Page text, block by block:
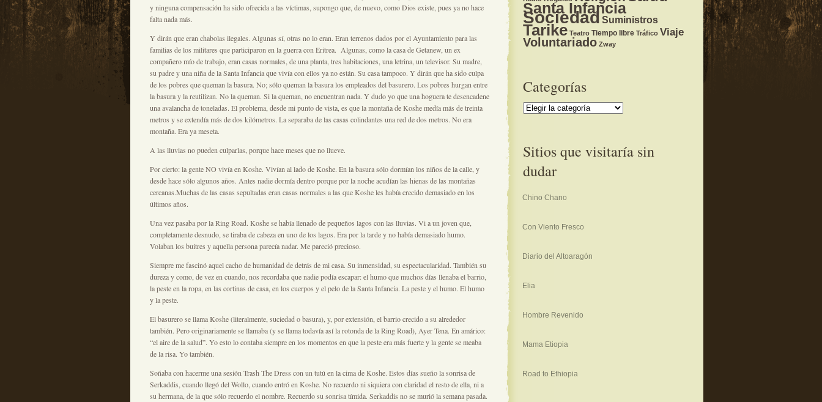
y ninguna compensación ha sido ofrecida a las víctimas, supongo que, de nuevo, como Dios existe, pues ya no hace
falta nada más.
Y dirán que eran chabolas ilegales. Algunas sí, otras no lo eran. Eran terrenos dados por el Ayuntamiento para las
familias de los militares que participaron en la guerra con Eritrea. Algunas, como la casa de Getanew, un ex
compañero mío de trabajo, eran casas normales, de una planta, tres habitaciones, una letrina, un televisor. Su madre,
su padre y una niña de la Santa Infancia que vivía con ellos ya no están. Su casa tampoco. Y dirán que ha sido culpa
de los pobres que queman la basura. No; sólo queman la basura los empleados del basurero. Los pobres hurgan entre
la basura y la reutilizan. No la queman. Si la queman, no encuentran nada. Y dudo yo que una hoguera te desencadene
una avalancha de toneladas. El problema, desde mi punto de vista, es que la montaña de Koshe medía más de treinta
metros y se extendía más de dos kilómetros. La separaba de las casas colindantes una red de dos metros. No era
montaña. Era ya meseta.
A las lluvias no pueden culparlas, porque hace meses que no llueve.
Por cierto: la gente NO vivía en Koshe. Vivían al lado de Koshe. En la basura sólo dormían los niños de la calle, y
desde hace sólo algunos años. Antes nadie dormía dentro porque por la noche acudían las hienas de las montañas
cercanas.Muchas de las casas sepultadas eran casas normales a las que Koshe les había crecido demasiado en los
últimos años.
Una vez pasaba por la Ring Road. Koshe se había llenado de pequeños lagos con las lluvias. Vi a un joven que,
completamente desnudo, se tiraba de cabeza en uno de los lagos. Era por la tarde y no había demasiado humo.
Volaban los buitres y aquella persona parecía nadar. Me pareció precioso.
Siempre me fascinó aquel cacho de humanidad de detrás de mi casa. Su inmensidad, su espectacularidad. También su
dureza y como, de vez en cuando, nos recordaba que nadie podía escapar: el humo que muchos días llenaba el barrio,
la peste en la ropa, en las cortinas de casa, en los cuerpos y el pelo de la Santa Infancia. La peste y el humo. El humo
y la peste.
El basurero se llama Koshe (literalmente, suciedad o basura), y, por extensión, el barrio crecido a su alrededor
también. Pero originariamente se llamaba (y se llama todavía así la rotonda de la Ring Road), Ayer Tena. En amárico:
“el aire de la salud”. Yo esto lo contaba siempre en los momentos en que la peste era más fuerte y la gente se meaba
de la risa. Yo también.
Soñaba con hacerme una sesión Trash The Dress con un tutú en la cima de Koshe. Estos días sueño la sonrisa de
Serkaddis, cuando llegó del Wollo, cuando entró en Koshe. No recuerdo ni siquiera con claridad el resto de ella, ni a
su hermana, de la que sólo recuerdo el nombre. Recuerdo su sonrisa tímida. Serkaddis no se murió la semana pasada.
Santa Infancia
Sociedad Suministros
Tarike Teatro Tiempo libre Tráfico Viaje
Voluntariado Zway
Categorías
Categorías
Sitios que visitaría sin
dudar
Chino Chano
Con Viento Fresco
Diario del Altoaragón
Elia
Hombre Revenido
Mama Etiopia
Road to Ethiopia